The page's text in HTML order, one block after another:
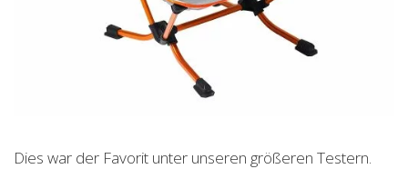
Dies war der Favorit unter unseren größeren Testern.